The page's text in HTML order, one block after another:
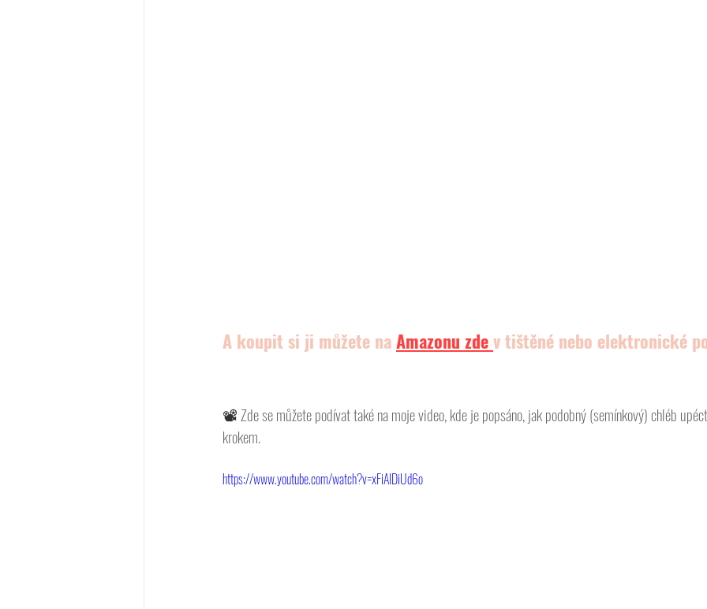
A koupit si ji můžete na Amazonu zde v tištěné nebo elektronické
📽 Zde se můžete podívat také na moje video, kde je popsáno, jak podobný (semínkový) chléb
krokem.
https://www.youtube.com/watch?v=xFiAIDiUd6o